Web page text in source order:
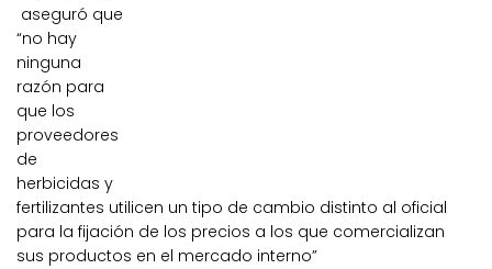
aseguró que
“no hay
ninguna
razón para
que los
proveedores
de
herbicidas y
fertilizantes utilicen un tipo de cambio distinto al oficial
para la fijación de los precios a los que comercializan
sus productos en el mercado interno”